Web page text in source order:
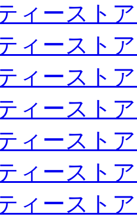
ィースト
ィースト
ィースト
ィースト
ィースト
ィースト
ィースト